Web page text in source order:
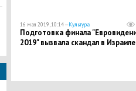
16 мая 2019, 10:14 —Культура
​Подготовка финала
2019" вызвала скандал в Израиле